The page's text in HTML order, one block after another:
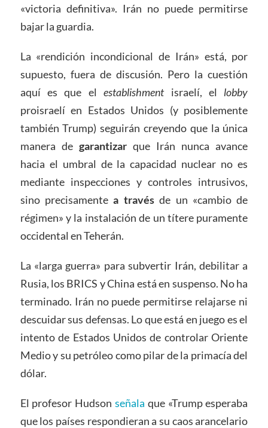
«victoria definitiva». Irán no puede permitirse
bajar la guardia.
La «rendición incondicional de Irán» está, por
supuesto, fuera de discusión. Pero la cuestión
aquí es que elestablishmentisraelí, el lobby
proisraelí en Estados Unidos (y posiblemente
también Trump) seguirán creyendo que la única
manera de garantizarque Irán nunca avance
hacia el umbral de la capacidad nuclear no es
mediante inspecciones y controles intrusivos,
sino precisamentea travésde un «cambio de
régimen» y la instalación de un títere puramente
occidental en Teherán.
La «larga guerra» para subvertir Irán, debilitar a
Rusia, los BRICS y China está en suspenso. No ha
terminado. Irán no puede permitirse relajarse ni
descuidar sus defensas. Lo que está en juego es el
intento de Estados Unidos de controlar Oriente
Medio y su petróleo como pilar de la primacía del
dólar.
El profesor Hudson señala que «Trump esperaba
que los países respondieran a su caos arancelario